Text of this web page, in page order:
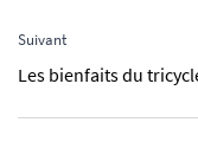
Suivant
Les bienfaits du